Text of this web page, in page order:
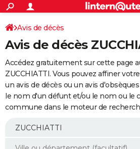
ACTUALITÉS
Politique
Société
Faits Divers
Education
Monde
Villes
+
SPORT
Coupe du monde 2026
Football
Tennis
Cyclisme
Rugby
Forum
Programme TV
TNT
Streaming
Cinéma
Sorties cinéma
Musique
+
FINANCE
Impôts
Immobilier
Risques naturels par ville
Banque
Assurance
Crédit
AUTO
Essais
Réserver un essai
Citadines
Berlines
SUV
Forum auto
+
Mobiles
Meilleur smartphone
Internet
Ordinateurs
Jeux vidéo
Guide high-tech
Avis de décès
Avis de décès
Accédez gratuitement sur cette page
ZUCCHIATTI. Vous pouvez affiner
un avis de décès ou un avis
le nom d'un défunt et/ou le nom ou le
commune dans le moteur de